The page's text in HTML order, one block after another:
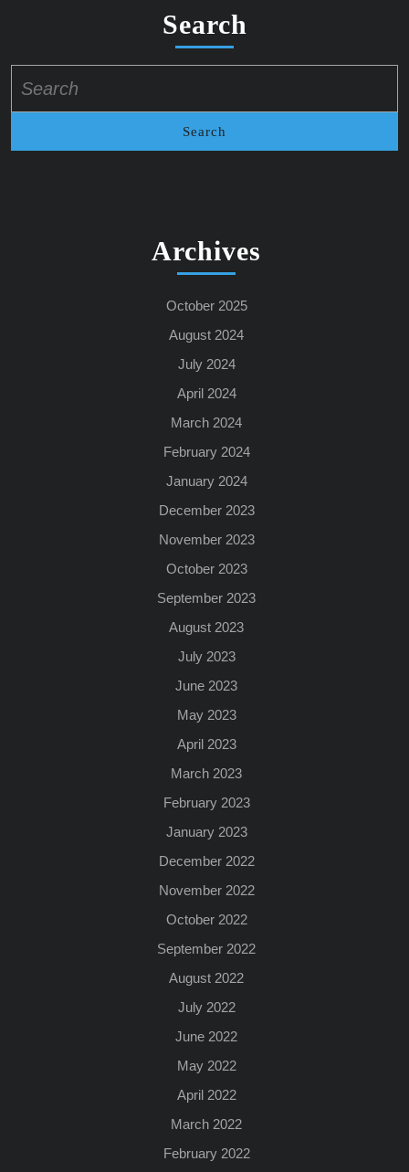
Search
for:
Archives
October 2025
August 2024
July 2024
April 2024
March 2024
February 2024
January 2024
December 2023
November 2023
October 2023
September 2023
August 2023
July 2023
June 2023
May 2023
April 2023
March 2023
February 2023
January 2023
December 2022
November 2022
October 2022
September 2022
August 2022
July 2022
June 2022
May 2022
April 2022
March 2022
February 2022